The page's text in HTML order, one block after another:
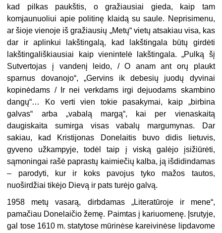
kad pilkas paukštis, o gražiausiai gieda, kaip tam
komjaunuoliui apie politinę klaidą su saule. Neprisimenu,
ar šioje vienoje iš gražiausių „Metų“ vietų atsakiau visa, kas
dar ir aplinkui lakštingalą, kad lakštingala būtų girdėti
lakštingališkiausiai kaip vienintelė lakštingala. „Pulką šį
Sutvertojas į vandenį leido, / O anam ant orų plaukt
sparnus dovanojo“, „Gervins ik debesių juodų dyvinai
kopinėdams / Ir nei verkdams irgi dejuodams skambino
dangų“… Ko verti vien tokie pasakymai, kaip „birbina
galvas“ arba „vabalą margą“, kai per vienaskaitą
daugiskaita sumirga visas vabalų margumynas. Dar
sakiau, kad Kristijonas Donelaitis buvo didis lietuvis,
gyveno užkampyje, todėl taip į viską galėjo įsižiūrėti,
sąmoningai rašė paprastų kaimiečių kalba, ją išdidindamas
– parodyti, kur ir koks pavojus tyko mažos tautos,
nuoširdžiai tikėjo Dievą ir pats turėjo galvą.
1958 metų vasarą, dirbdamas „Literatūroje ir mene“,
pamačiau Donelaičio žemę. Paimtas į kariuomenę. Įsrutyje,
gal tose 1610 m. statytose mūrinėse kareivinėse lipdavome